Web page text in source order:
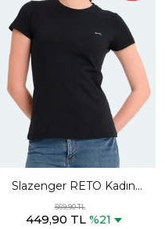
Slazenger RETO Kadın
Siyah Tişört
569,90 TL
449,90 TL %21